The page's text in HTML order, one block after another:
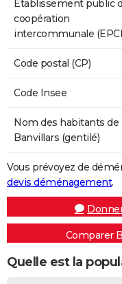
Etablissement public
coopération
intercommunale
Code postal (CP)
Code Insee
Nom des habitants de
Banvillars (gentilé)
Vous prévoyez de
devis déménagement.
Comparer
Quelle est la